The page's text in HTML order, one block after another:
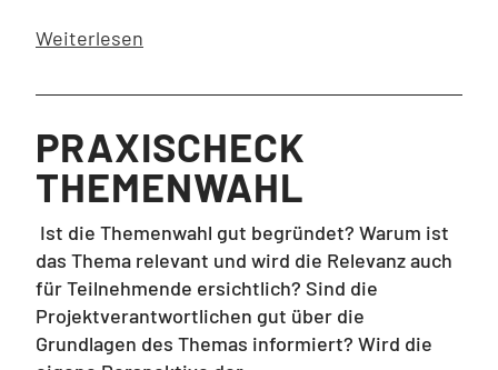
Weiterlesen
PRAXISCHECK
THEMENWAHL
Ist die Themenwahl gut begründet? Warum ist
das Thema relevant und wird die Relevanz auch
für Teilnehmende ersichtlich? Sind die
Projektverantwortlichen gut über die
Grundlagen des Themas informiert? Wird die